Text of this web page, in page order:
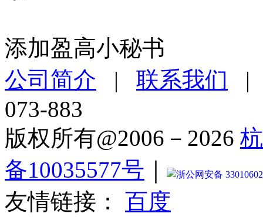
添加盈高小秘书
公司简介 | 联系我们
073-883
版权所有@2006－2026
备10035577号
浙公网安备
友情链接： 百度